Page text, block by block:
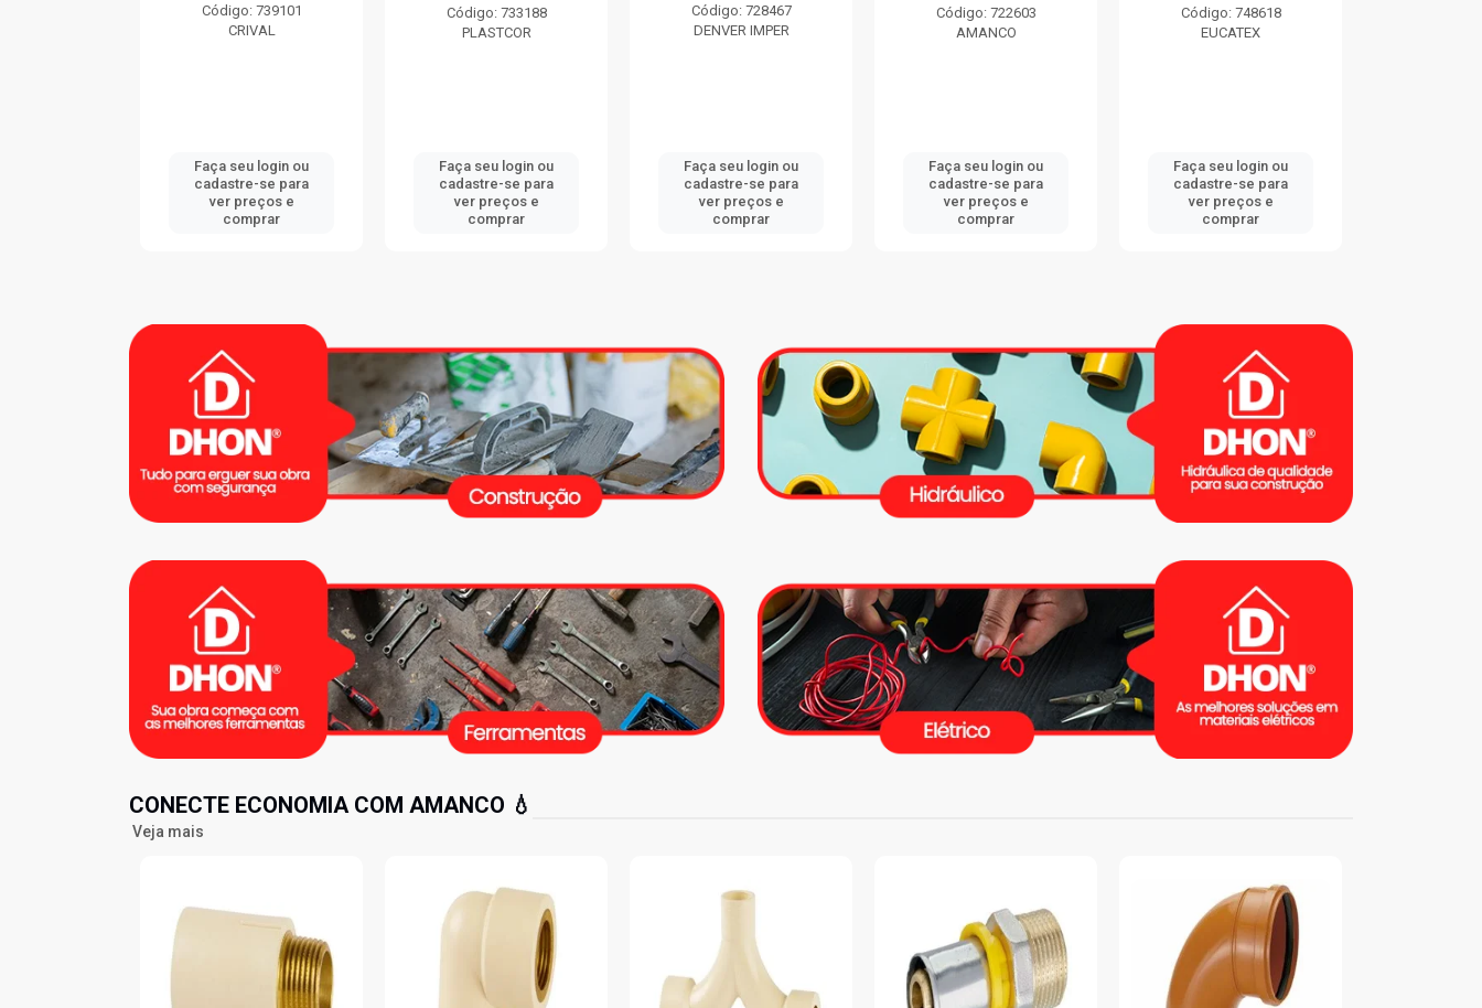
Código: 733188
PLASTCOR
Faça seu login ou
cadastre-se para
ver preços e
comprar
Código: 728467
DENVER IMPER
Faça seu login ou
cadastre-se para
ver preços e
comprar
Código: 722603
AMANCO
Faça seu login ou
cadastre-se para
ver preços e
comprar
Código: 748618
EUCATEX
Faça seu login ou
cadastre-se para
ver preços e
comprar
Código: 740272
DRYKO
Faça seu login ou
cadastre-se para
ver preços e
comprar
CONECTE ECONOMIA COM AMANCO 💧
Veja mais